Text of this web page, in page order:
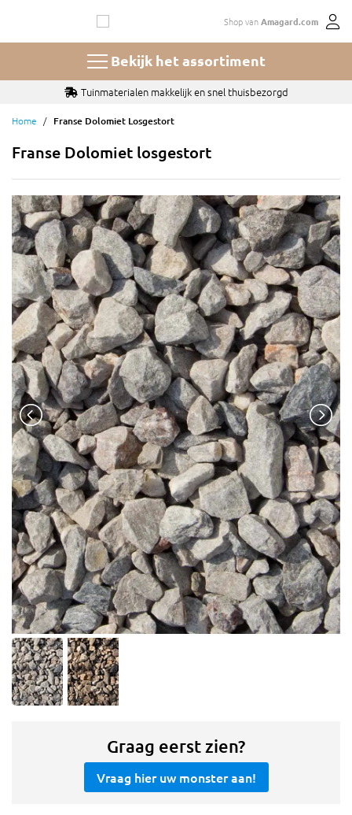
de
Shop vanAmagard.com
Bekijk het assortiment
Tuinmaterialen makkelijk en snel thuisbezorgd
Home Franse Dolomiet Losgestort
Franse Dolomiet losgestort
Graag eerst zien?
Vraag hier uw monster aan!